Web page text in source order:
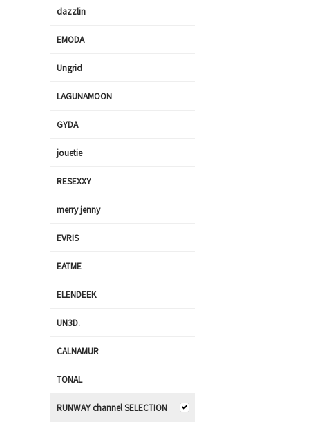
dazzlin
EMODA
Ungrid
LAGUNAMOON
GYDA
jouetie
RESEXXY
merry jenny
EVRIS
EATME
ELENDEEK
UN3D.
CALNAMUR
TONAL
RUNWAY channel SELECTION